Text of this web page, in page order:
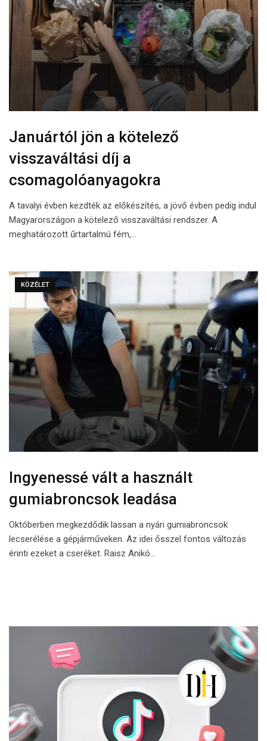
Januártól jön a kötelező
visszaváltási díj a
csomagolóanyagokra
A tavalyi évben kezdték az előkészítés, a jövő évben pedig indul
Magyarországon a kötelező visszaváltási rendszer. A
meghatározott űrtartalmú fém,…
KÖZÉLET
Ingyenessé vált a használt
gumiabroncsok leadása
Októberben megkezdődik lassan a nyári gumiabroncsok
lecserélése a gépjárműveken. Az idei ősszel fontos változás
érinti ezeket a cseréket. Raisz Anikó…